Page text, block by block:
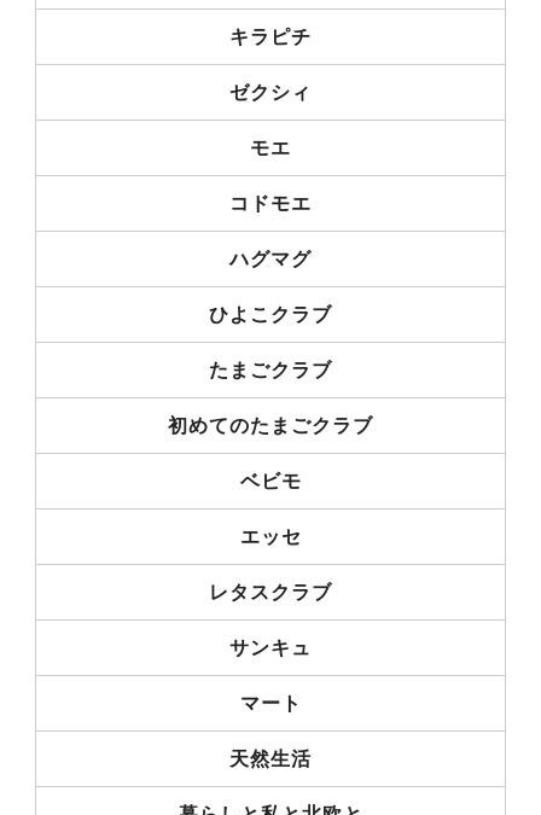
キラピチ
ゼクシィ
モエ
コドモエ
ハグマグ
ひよこクラブ
たまごクラブ
初めてのたまごクラブ
ベビモ
エッセ
レタスクラブ
サンキュ
マート
天然生活